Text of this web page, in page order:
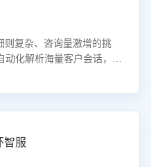
则复杂、咨询量激增的挑
动化解析海量客户会话，精
时全面评估客服团队政策
智服